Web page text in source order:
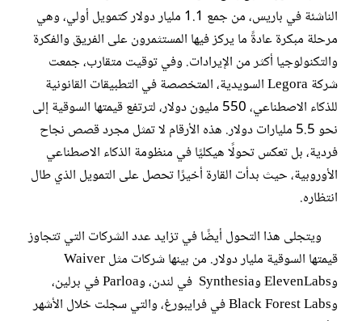
الناشئة في باريس، من جمع 1.1 مليار دولار كتمويل أولي، وهي
مرحلة مبكرة عادةً ما يركز فيها المستثمرون على الفريق والفكرة
والتكنولوجيا أكثر من الإيرادات. وفي توقيت متقارب، جمعت
شركة Legora السويدية، المتخصصة في التطبيقات القانونية
للذكاء الاصطناعي، 550 مليون دولار، لترتفع قيمتها السوقية إلى
نحو 5.5 مليارات دولار. هذه الأرقام لا تمثل مجرد قصص نجاح
فردية، بل تعكس تحولًا هيكليًا في منظومة الذكاء الاصطناعي
الأوروبية، حيث بدأت القارة أخيرًا تحصل على التمويل الذي طال
انتظاره.
ويتجلى هذا التحول أيضًا في تزايد عدد الشركات التي تتجاوز
قيمتها السوقية مليار دولار. من بينها شركات مثل Waiver
وElevenLabs وSynthesia في لندن، وParloa في برلين،
وBlack Forest Labs في فرايبورغ، والتي سجلت خلال الأشهر